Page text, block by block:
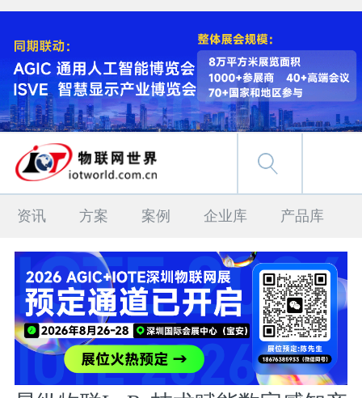
资讯 方案 案例 企业库 产品库